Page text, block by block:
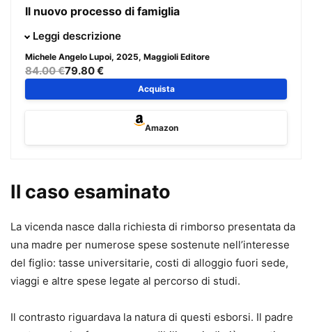
Il nuovo processo di famiglia
La riforma del processo di famiglia ad opera della c.d.
tutelare i diritti delle persone e le relazioni familiari, in
particolare in occasione di crisi matrimoniali e genitoriali.
Questo volume offre agli avvocati e a tutti gli operatori del
settore uno strumento completo e operativo per orientarsi
definitivi, fino alle fasi esecutive, l’opera analizza in modo
famiglia, integrando riferimenti normativi, orientamenti
giurisprudenziali e indicazioni di prassi, senza perdere di
vista le più autorevoli espressioni della dottrina.
L’analisi si sviluppa dai presupposti del processo
riconoscimento e all’esecuzione dei provvedimenti
Leggi descrizione
Michele Angelo Lupoi, 2025, Maggioli Editore
84.00 €79.80 €
Acquista
Amazon
Il caso esaminato
La vicenda nasce dalla richiesta di rimborso presentata da
una madre per numerose spese sostenute nell’interesse
del figlio: tasse universitarie, costi di alloggio fuori sede,
viaggi e altre spese legate al percorso di studi.
Il contrasto riguardava la natura di questi esborsi. Il padre